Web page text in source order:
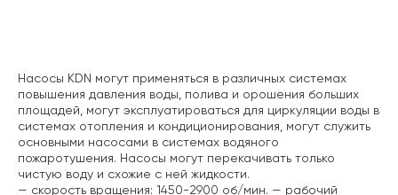
Насосы KDN могут применяться в различных системах
повышения давления воды, полива и орошения больших
площадей, могут эксплуатироваться для циркуляции воды в
системах отопления и кондиционирования, могут служить
основными насосами в системах водяного
пожаротушения. Насосы могут перекачивать только
чистую воду и схожие с ней жидкости.
— скорость вращения: 1450-2900 об/мин. — рабочий